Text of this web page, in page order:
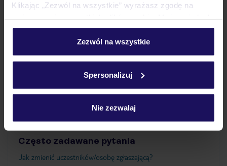
Klikając „Zezwól na wszystkie” wyrażasz zgodę na
personalizować swój wybór wchodząc w zakładkę
Szczegółowe informacje o plikach cookie znajdziesz
Zezwól na wszystkie
Spersonalizuj
Nie zezwalaj
Atrakcje
Ważne informacje
Często zadawane pytania
Jak zmienić uczestników/osobę zgłaszającą?